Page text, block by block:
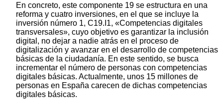
En concreto, este componente 19 se estructura en una
reforma y cuatro inversiones, en el que se incluye la
inversión número 1, C19.I1, «Competencias digitales
transversales», cuyo objetivo es garantizar la inclusión
digital, no dejar a nadie atrás en el proceso de
digitalización y avanzar en el desarrollo de competencias
básicas de la ciudadanía. En este sentido, se busca
incrementar el número de personas con competencias
digitales básicas. Actualmente, unos 15 millones de
personas en España carecen de dichas competencias
digitales básicas.